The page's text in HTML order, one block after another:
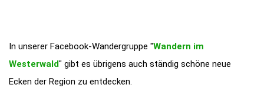
In unserer Facebook-Wandergruppe "Wandern im
Westerwald" gibt es übrigens auch ständig schöne neue
Ecken der Region zu entdecken.